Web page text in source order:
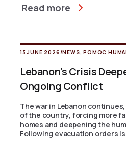
Read more
13 JUNE 2026 /NEWS,POMOC
Lebanon’s Crisis
Ongoing Conflict
The war in Lebanon
of the country, forcing more
homes and deepening the
Following evacuation orders